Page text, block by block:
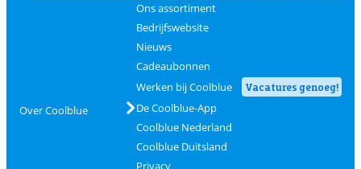
Over Coolblue
Ons assortiment
Bedrijfswebsite
Nieuws
Cadeaubonnen
Werken bij Coolblue
Vacatures genoeg!
De Coolblue-App
Coolblue Nederland
Coolblue Duitsland